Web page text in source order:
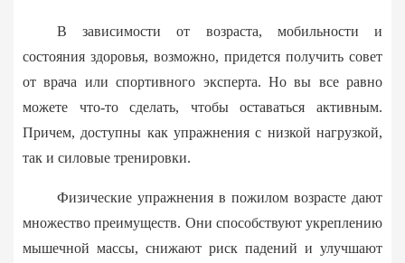
В зависимости от возраста, мобильности и
состояния здоровья, возможно, придется получить совет
от врача или спортивного эксперта. Но вы все равно
можете что-то сделать, чтобы оставаться активным.
Причем, доступны как упражнения с низкой нагрузкой,
так и силовые тренировки.
Физические упражнения в пожилом возрасте дают
множество преимуществ. Они способствуют укреплению
мышечной массы, снижают риск падений и улучшают